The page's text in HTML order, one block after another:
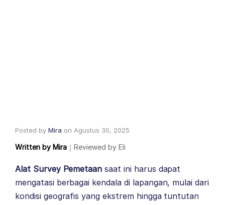
Posted by Mira on Agustus 30, 2025
Written by Mira ｜ Reviewed by Eli
Alat Survey Pemetaan saat ini harus dapat
mengatasi berbagai kendala di lapangan, mulai dari
kondisi geografis yang ekstrem hingga tuntutan